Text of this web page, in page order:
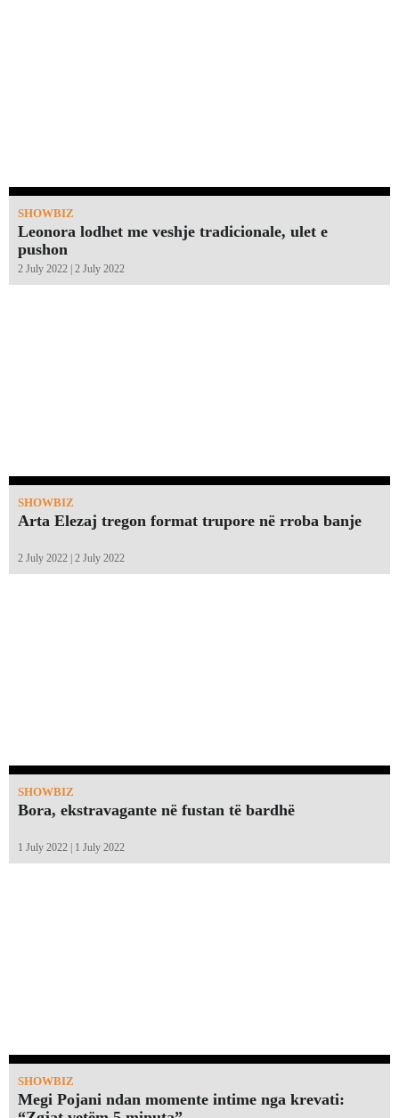
SHOWBIZ
Leonora lodhet me veshje tradicionale, ulet e
pushon
2 July 2022 | 2 July 2022
SHOWBIZ
Arta Elezaj tregon format trupore në rroba banje
2 July 2022 | 2 July 2022
SHOWBIZ
Bora, ekstravagante në fustan të bardhë
1 July 2022 | 1 July 2022
SHOWBIZ
Megi Pojani ndan momente intime nga krevati: